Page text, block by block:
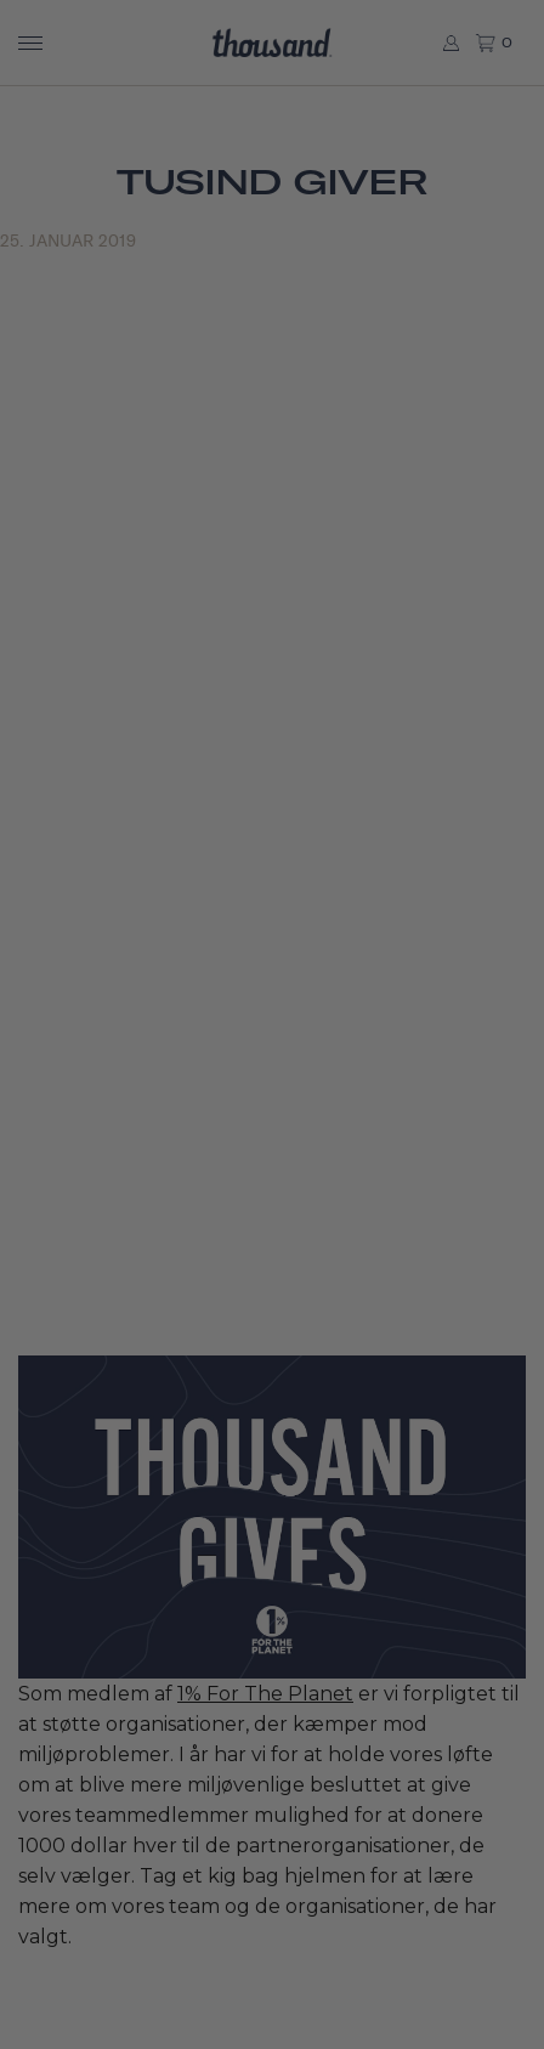
0
TUSIND GIVER
25. JANUAR 2019
Som medlem af 1% For The Planet er vi forpligtet til
at støtte organisationer, der kæmper mod
miljøproblemer. I år har vi for at holde vores løfte
om at blive mere miljøvenlige besluttet at give
vores teammedlemmer mulighed for at donere
1000 dollar hver til de partnerorganisationer, de
selv vælger. Tag et kig bag hjelmen for at lære
mere om vores team og de organisationer, de har
valgt.